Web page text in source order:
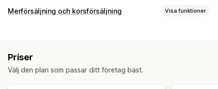
Prisberäkning
Merförsäljning och korsförsäljning Visa funktioner
Priser
Välj den plan som passar ditt företag bäst.